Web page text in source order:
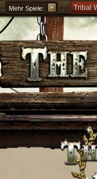
Mehr Spiele: Tribal
Forge